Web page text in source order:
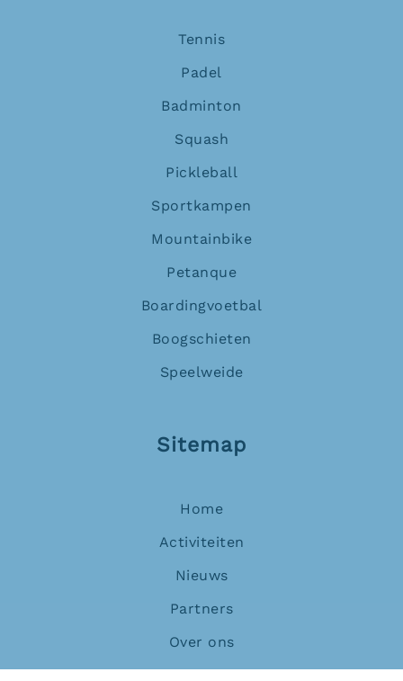
Tennis
Padel
Badminton
Squash
Pickleball
Sportkampen
Mountainbike
Petanque
Boardingvoetbal
Boogschieten
Speelweide
Sitemap
Home
Activiteiten
Nieuws
Partners
Over ons
Contact